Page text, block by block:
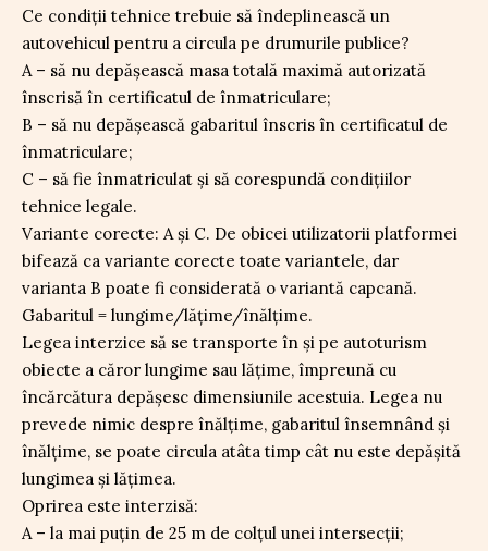
Ce condiții tehnice trebuie să îndeplinească un
autovehicul pentru a circula pe drumurile publice?
A – să nu depășească masa totală maximă autorizată
înscrisă în certificatul de înmatriculare;
B – să nu depășească gabaritul înscris în certificatul de
înmatriculare;
C – să fie înmatriculat și să corespundă condițiilor
tehnice legale.
Variante corecte: A și C. De obicei utilizatorii platformei
bifează ca variante corecte toate variantele, dar
varianta B poate fi considerată o variantă capcană.
Gabaritul = lungime/lățime/înălțime.
Legea interzice să se transporte în și pe autoturism
obiecte a căror lungime sau lățime, împreună cu
încărcătura depășesc dimensiunile acestuia. Legea nu
prevede nimic despre înălțime, gabaritul însemnând și
înălțime, se poate circula atâta timp cât nu este depășită
lungimea și lățimea.
Oprirea este interzisă:
A – la mai puțin de 25 m de colțul unei intersecții;